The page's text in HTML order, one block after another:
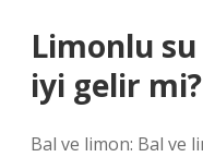
Limonlu su
iyi gelir mi?
Bal ve limon: Bal ve